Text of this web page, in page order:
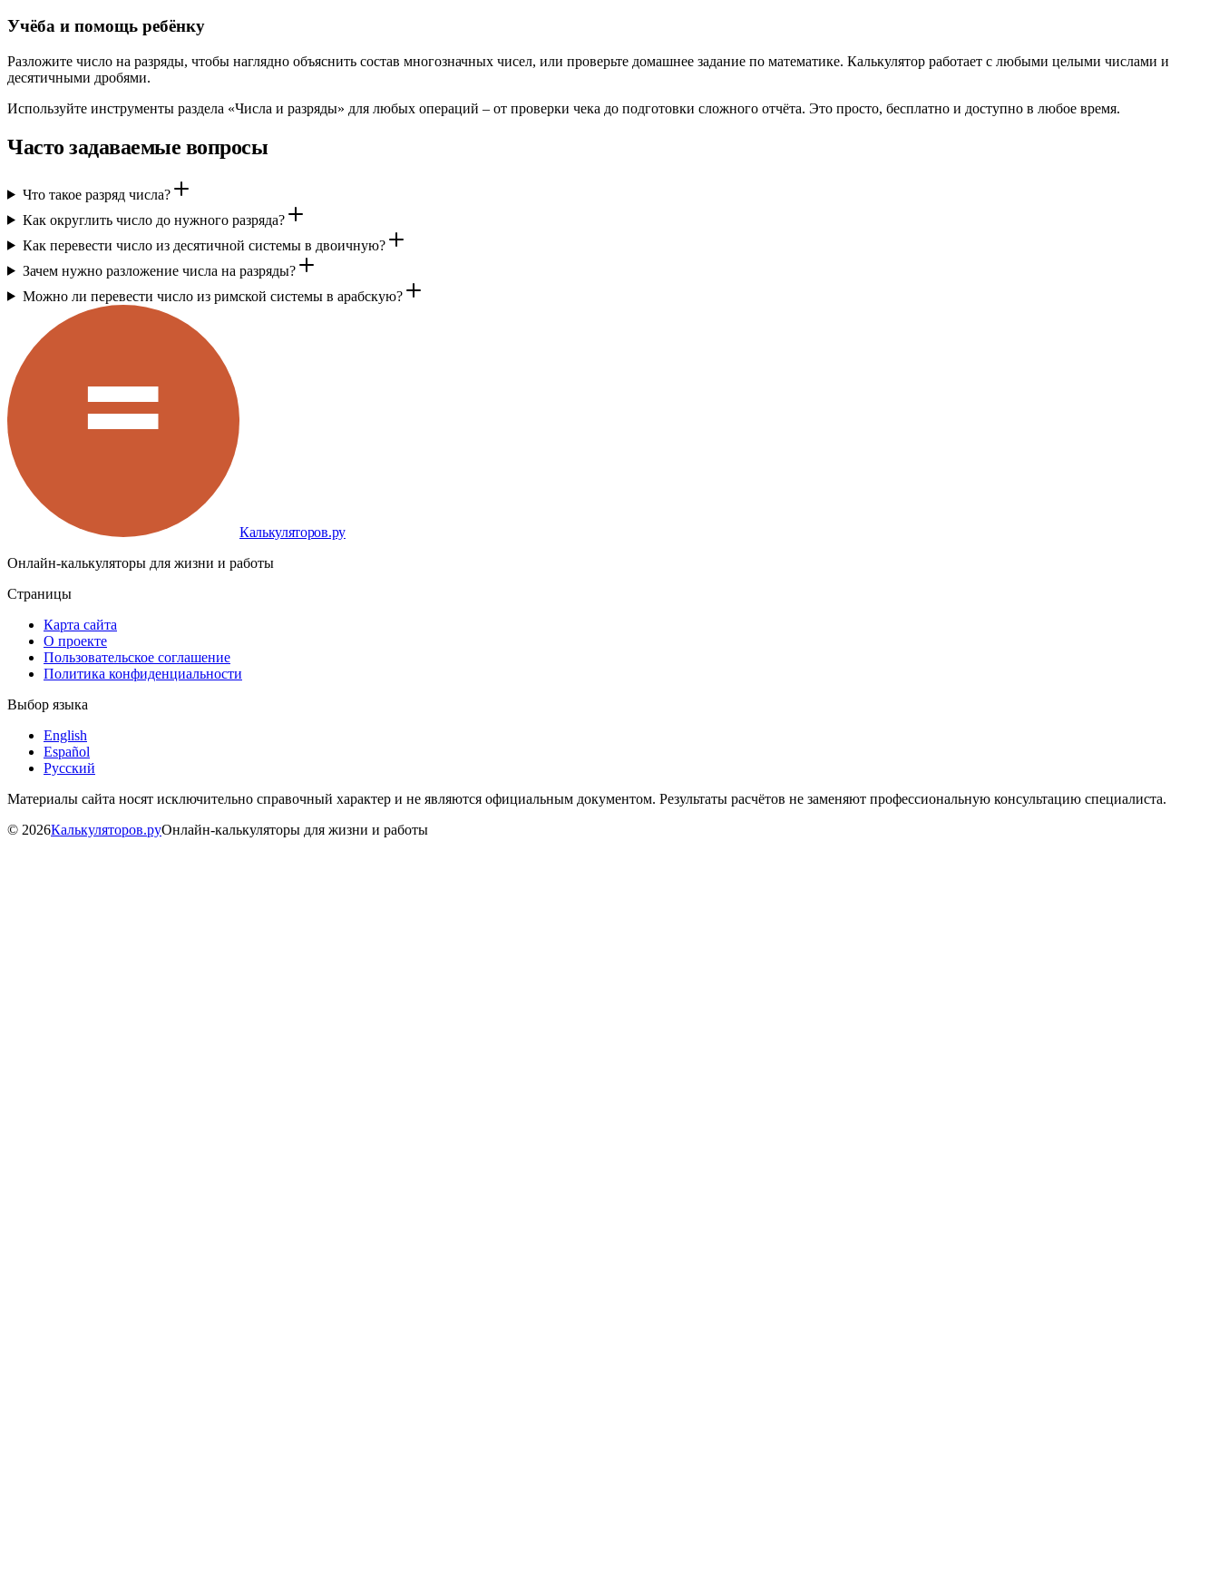
Учёба и помощь ребёнку
Разложите число на разряды, чтобы наглядно объяснить состав многозначных чисел, или проверьте домашнее задание по математике. Калькулятор работает с любыми целыми числами и
десятичными дробями.
Используйте инструменты раздела «Числа и разряды» для любых операций – от проверки чека до подготовки сложного отчёта. Это просто, бесплатно и доступно в любое время.
Часто задаваемые вопросы
Что такое разряд числа?
Как округлить число до нужного разряда?
Как перевести число из десятичной системы в двоичную?
Зачем нужно разложение числа на разряды?
Можно ли перевести число из римской системы в арабскую?
Калькуляторов.ру
Онлайн-калькуляторы для жизни и работы
Страницы
Карта сайта
О проекте
Пользовательское соглашение
Политика конфиденциальности
Выбор языка
English
Español
Русский
Материалы сайта носят исключительно справочный характер и не являются официальным документом. Результаты расчётов не заменяют профессиональную консультацию специалиста.
© 2026Калькуляторов.руОнлайн-калькуляторы для жизни и работы